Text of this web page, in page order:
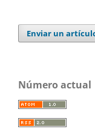
Enviar un
Número actual